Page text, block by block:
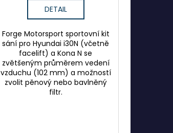
DETAIL
Forge Motorsport sportovní kit
sání pro Hyundai i30N (včetně
facelift) a Kona N se
zvětšeným průměrem vedení
vzduchu (102 mm) a možností
zvolit pěnový nebo bavlněný
filtr.